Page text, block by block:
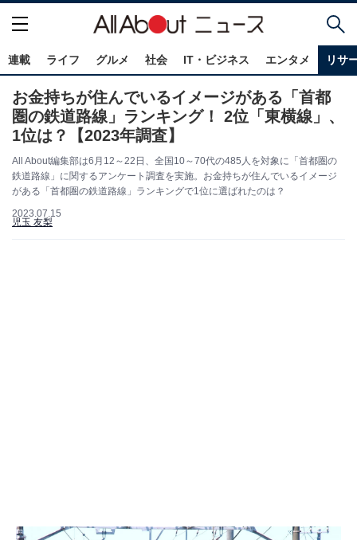
連載 ライフ グルメ 社会 IT・ビジネス エンタメ リサ
お金持ちが住んでいるイメージがある「首都
圏の鉄道路線」ランキング！ 2位「東横線」、
1位は？【2023年調査】
All About編集部は6月12～22日、全国10～70代の485人を対象に「首都圏の
鉄道路線」に関するアンケート調査を実施。お金持ちが住んでいるイメージ
がある「首都圏の鉄道路線」ランキングで1位に選ばれたのは？
2023.07.15
児玉 友梨